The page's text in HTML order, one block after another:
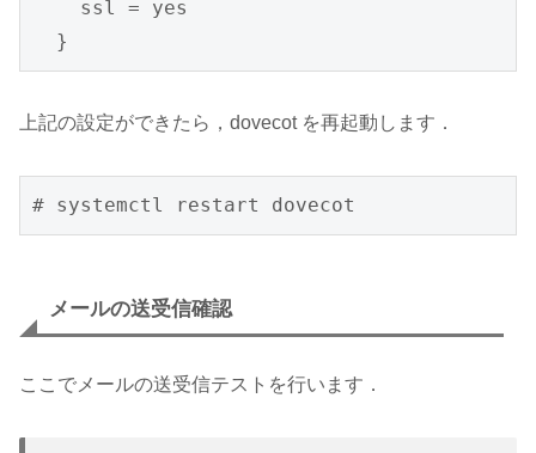
    ssl = yes
  }
上記の設定ができたら，dovecot を再起動します．
# systemctl restart dovecot
メールの送受信確認
ここでメールの送受信テストを行います．